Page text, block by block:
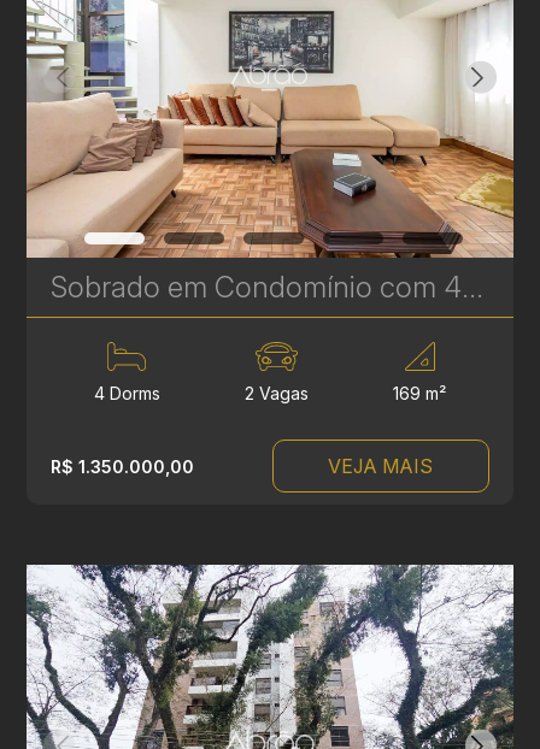
Sobrado em Condomínio com 4 Quartos e 2 Suítes à Venda no Pilarzinho – 169 m² | Ref 355
4 Dorms 2 Vagas 169 m²
R$ 1.350.000,00 VEJA MAIS